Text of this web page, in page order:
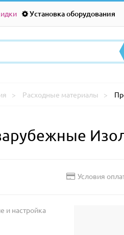
Установка оборудования
Расходные материалы
Условия
и настройка